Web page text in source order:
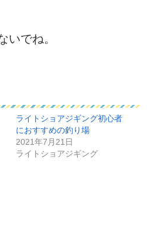
いでね。
ライトショアジギング初心者
におすすめの釣り場
2021年7月21日
ライトショアジギング